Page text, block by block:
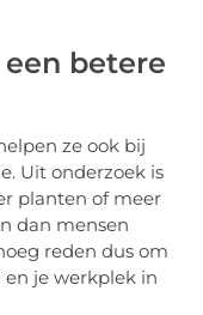
betere
ze ook bij
Uit onderzoek is
planten of meer
dan mensen
reden dus om
je werkplek in